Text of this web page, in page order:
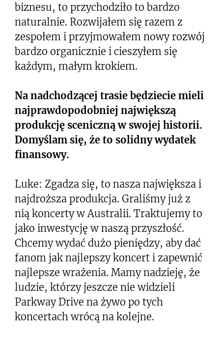
biznesu, to przychodziło to bardzo
naturalnie. Rozwijałem się razem z
zespołem i przyjmowałem nowy rozwój
bardzo organicznie i cieszyłem się
każdym, małym krokiem.
Na nadchodzącej trasie będziecie mieli
najprawdopodobniej największą
produkcję sceniczną w swojej historii.
Domyślam się, że to solidny wydatek
finansowy.
Luke: Zgadza się, to nasza największa i
najdroższa produkcja. Graliśmy już z
nią koncerty w Australii. Traktujemy to
jako inwestycję w naszą przyszłość.
Chcemy wydać dużo pieniędzy, aby dać
fanom jak najlepszy koncert i zapewnić
najlepsze wrażenia. Mamy nadzieję, że
ludzie, którzy jeszcze nie widzieli
Parkway Drive na żywo po tych
koncertach wrócą na kolejne.